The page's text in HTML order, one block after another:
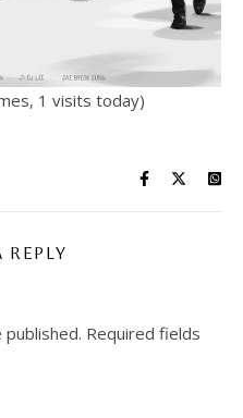
1 visits today)
REPLY
Required fields